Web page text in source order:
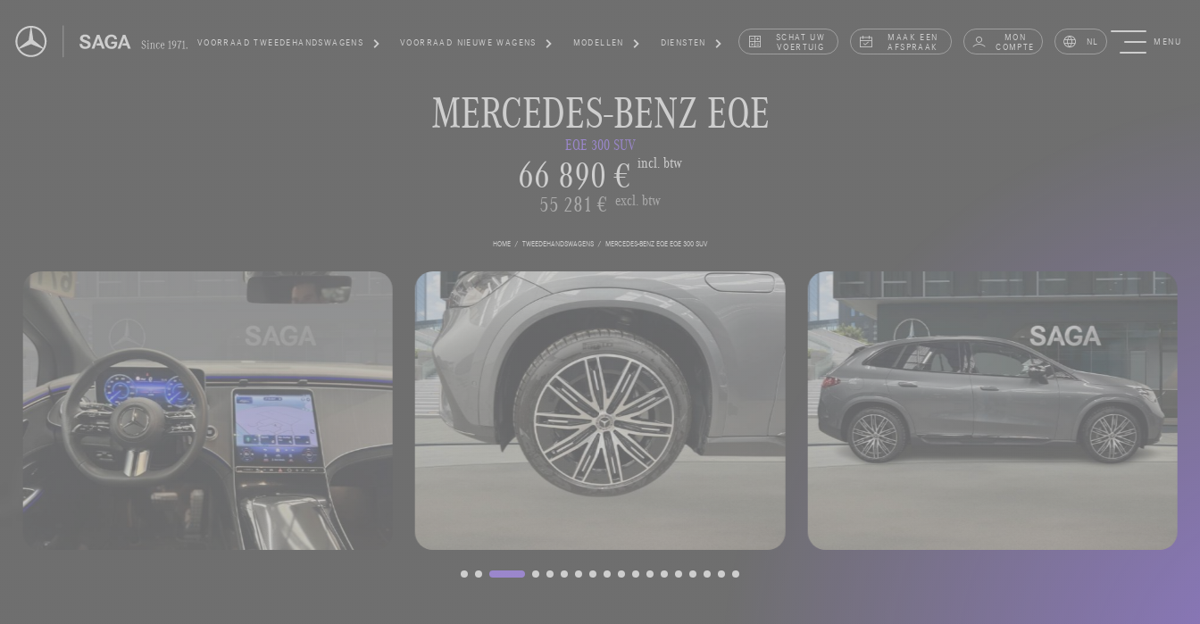
VOORRAAD TWEEDEHANDSWAGENS VOORRAAD NIEUWE WAGENS MODELLEN DIENSTEN SCHAT UW
VOERTUIG
MAAK EEN
AFSPRAAK
MON
COMPTE NL MENU
MERCEDES-BENZ EQE
EQE 300 SUV
66 890 € incl. btw
55 281 € excl. btw
HOME TWEEDEHANDSWAGENS MERCEDES-BENZ EQE EQE 300 SUV